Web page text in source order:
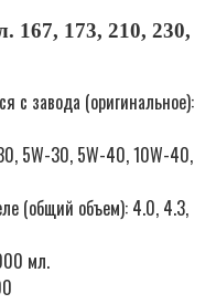
167, 173, 210, 230,
с завода (оригинальное):
5W-30, 5W-40, 10W-40,
(общий объем): 4.0, 4.3,
мл.